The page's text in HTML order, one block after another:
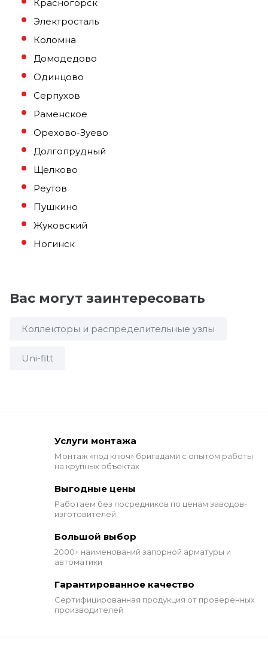
Красногорск
Электросталь
Коломна
Домодедово
Одинцово
Серпухов
Раменское
Орехово-Зуево
Долгопрудный
Щелково
Реутов
Пушкино
Жуковский
Ногинск
Вас могут заинтересовать
Коллекторы и распределительные узлы
Uni-fitt
Услуги монтажа
Монтаж «под ключ» бригадами с опытом работы
на крупных объектах
Выгодные цены
Работаем без посредников по ценам заводов-
изготовителей
Большой выбор
2000+ наименований запорной арматуры и
автоматики
Гарантированное качество
Сертифицированная продукция от проверенных
производителей